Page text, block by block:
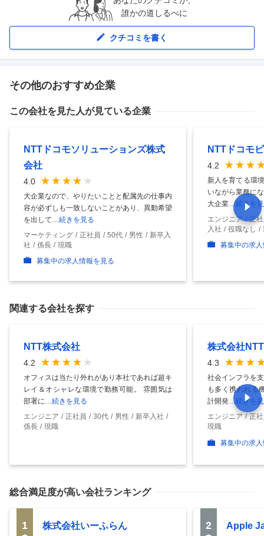
誰かの道しるべに
クチコミを書く
その他のおすすめ企業
この会社を見た人が見ている企業
NTTドコモソリューションズ株式
会社
4.0
大企業なので、やりたいことと配属先の仕事内
容が必ずしも一致しないことがあり、異動希望
を出して …続きを見る
マーケティング
正社員 50代 男性
新卒入
社
係長
現職
募集中の求人情報を見る
NTTドコモ
4.2
新人を育てる環
いながら業務に
大企業 …続きを
エンジニア
正
入社
役職なし
募集中の求
関連する会社を探す
NTT株式会社
4.2
オフィスは当たり外れがあり本社であれば超キ
レイ＆オシャレな環境で勤務可能。 雰囲気は
部署に …続きを見る
エンジニア
正社員 30代 男性
新卒入社
係長
現職
株式会社
4.3
社会インフラを
も多く携われる
計開発 …続きを
エンジニア
正
現職
募集中の求
総合満足度が高い会社ランキング
1 株式会社いーふらん 2 Apple